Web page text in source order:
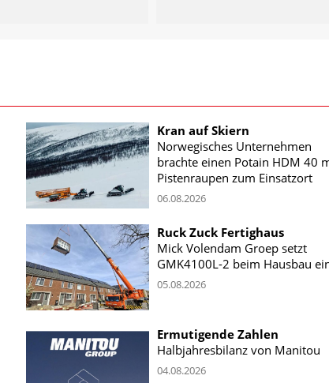
Kran auf Skiern
Norwegisches Unternehmen
brachte einen Potain HDM 40
Pistenraupen zum Einsatzort
06.08.2026
Ruck Zuck Fertighaus
Mick Volendam Groep setzt
GMK4100L-2 beim Hausbau
05.08.2026
Ermutigende Zahlen
Halbjahresbilanz von Manitou
04.08.2026